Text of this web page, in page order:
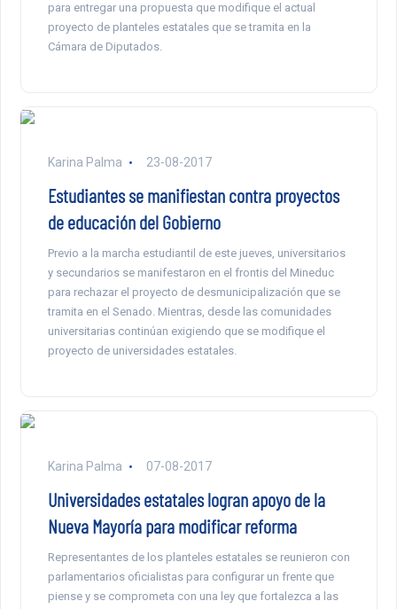
para entregar una propuesta que modifique el actual
proyecto de planteles estatales que se tramita en la
Cámara de Diputados.
Karina Palma 23-08-2017
Estudiantes se manifiestan contra proyectos
de educación del Gobierno
Previo a la marcha estudiantil de este jueves, universitarios
y secundarios se manifestaron en el frontis del Mineduc
para rechazar el proyecto de desmunicipalización que se
tramita en el Senado. Mientras, desde las comunidades
universitarias continúan exigiendo que se modifique el
proyecto de universidades estatales.
Karina Palma 07-08-2017
Universidades estatales logran apoyo de la
Nueva Mayoría para modificar reforma
Representantes de los planteles estatales se reunieron con
parlamentarios oficialistas para configurar un frente que
piense y se comprometa con una ley que fortalezca a las